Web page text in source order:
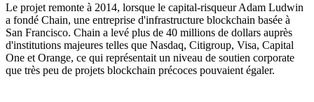
Le projet remonte à 2014, lorsque le capital-risqueur Adam Ludwin
a fondé Chain, une entreprise d'infrastructure blockchain basée à
San Francisco. Chain a levé plus de 40 millions de dollars auprès
d'institutions majeures telles que Nasdaq, Citigroup, Visa, Capital
One et Orange, ce qui représentait un niveau de soutien corporate
que très peu de projets blockchain précoces pouvaient égaler.